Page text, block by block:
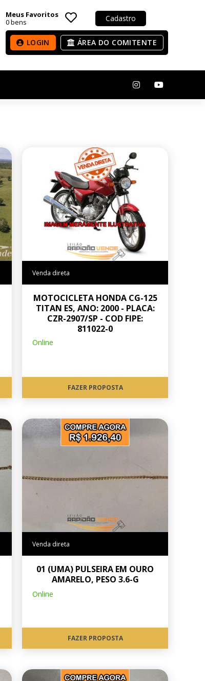
Meus Favoritos
0bens Cadastro
LOGIN ÁREA DO COMITENTE
Venda direta
MOTOCICLETA HONDA CG-125
TITAN ES, ANO: 2000 - PLACA:
CZR-2907/SP - COD FIPE:
811022-0
Online
FAZER PROPOSTA
Venda direta
01 (UMA) PULSEIRA EM OURO
AMARELO, PESO 3.6-G
Online
FAZER PROPOSTA